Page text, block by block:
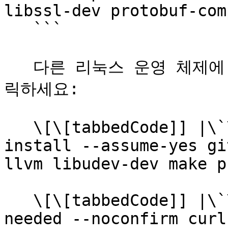
libssl-dev protobuf-
릭하세요:
install --assume-yes
llvm libudev-dev make
needed --noconfirm